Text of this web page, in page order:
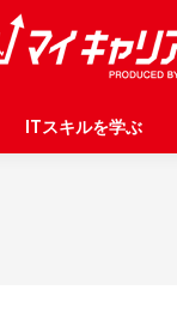
ITスキルを学ぶ
ITスキルを学ぶ